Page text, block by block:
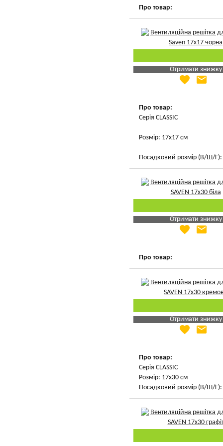
Про товар:
Отримати знижку
Яка Ваша ціна
favorite email
Про товар:
Серія CLASSIC
Розмір: 17х17 см
Посадковий розмір (В/Ш/Г):
Отримати знижку
Яка Ваша ціна
favorite email
Про товар:
Отримати знижку
Яка Ваша ціна
favorite email
Про товар:
Серія CLASSIC
Розмір: 17х30 см
Посадковий розмір (В/Ш/Г):